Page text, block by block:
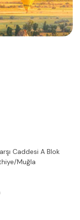
Caddesi A Blok
Muğla